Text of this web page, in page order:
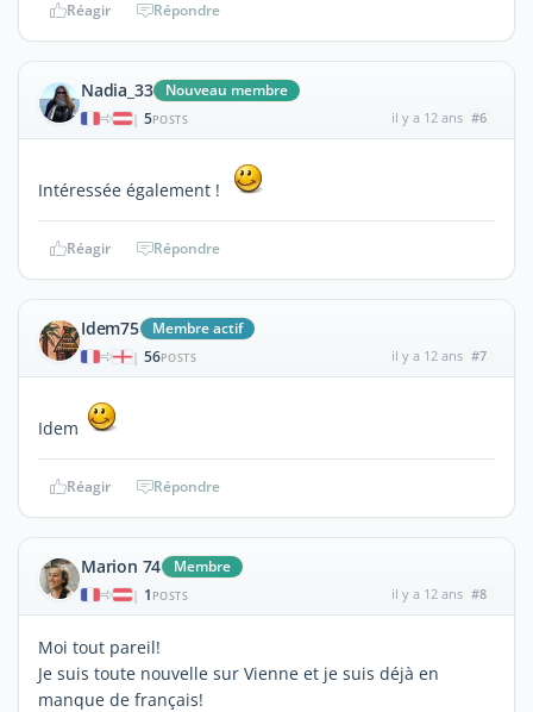
Réagir Répondre
Nadia_33 Nouveau membre
| 5POSTS il y a 12 ans #6
Intéressée également !
Réagir Répondre
Idem75 Membre actif
| 56POSTS il y a 12 ans #7
Idem
Réagir Répondre
Marion 74 Membre
| 1 POSTS il y a 12 ans #8
Moi tout pareil!
Je suis toute nouvelle sur Vienne et je suis déjà en
manque de français!